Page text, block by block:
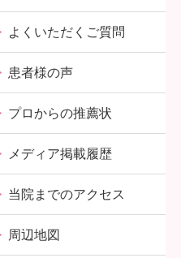
よくいただくご質問
患者様の声
プロからの推薦状
メディア掲載履歴
当院までのアクセス
周辺地図